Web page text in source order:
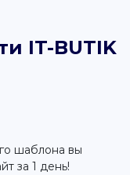
IT-BUTIK
шаблона вы
за 1 день!